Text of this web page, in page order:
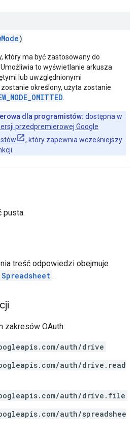
)
który ma być zastosowany do
to wyświetlanie arkusza
lub uwzględnionymi
określony, użyta zostanie
dla programistów: dostępna w
przedpremierowej Google
, który zapewnia wcześniejszy
pusta.
treść odpowiedzi obejmuje
Spreadsheet .
zakresów OAuth:
auth/drive
auth/drive.read
auth/drive.file
auth/spreadshee